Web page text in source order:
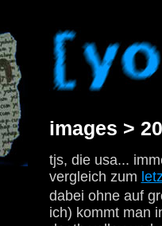
images >
tjs, die usa...
vergleich zum
dabei ohne auf
ich) kommt man